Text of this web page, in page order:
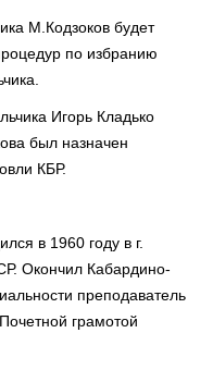
М.Кодзоков будет
по избранию
Игорь Кладько
был назначен
КБР.
в 1960 году в г.
Окончил Кабардино-
преподаватель
грамотой